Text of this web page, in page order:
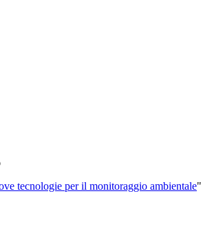
tecnologie per il monitoraggio ambientale"